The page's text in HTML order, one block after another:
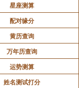
星座测算
配对缘分
黄历查询
万年历查询
运势测算
姓名测试打分